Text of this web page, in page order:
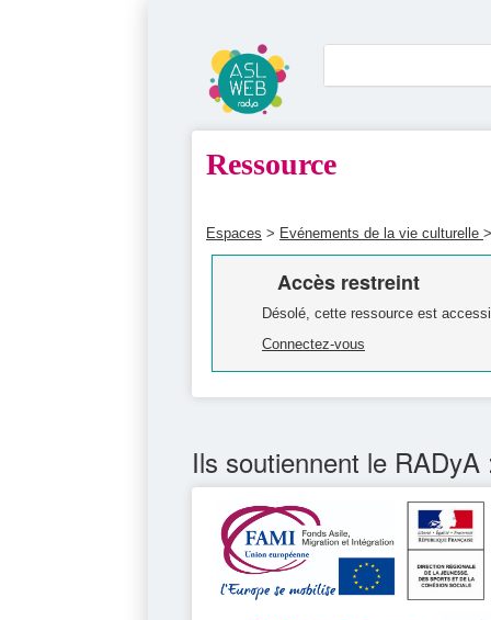
Ressource
Espaces > Evénements de la vie culturelle
Accès restreint
Désolé, cette ressource est
Connectez-vous
Ils soutiennent le RADyA